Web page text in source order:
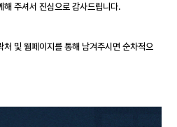
해 주셔서 진심으로 감사드립니다.
및 웹페이지를 통해 남겨주시면 순차적으